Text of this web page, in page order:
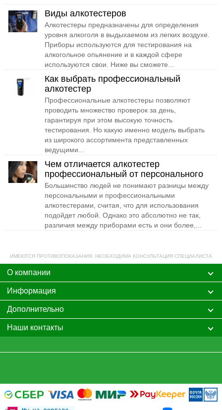
Виды алкотестеров
Алкотестеры предназначены для определения
уровня алкоголя в выдыхаемом из легких воздухе.
Приборы используются для тестирования на
алкогольное опьянение и в каждой сфере
используются свои. Ниже вы сможете...
Как выбрать профессиональный
алкотестер
Профессиональные алкотестеры позволяют
проводить множество проверок за день,
гарантируя при этом высокую точность
тестирования. Но какую именно модель выбрать
из широкого ассортимента представленных
ведущими...
Чем отличается алкотестер
профессиональный от персонального
Большинство людей не понимают разницы между
персональными и профессиональными
алкотестерами, считая, что для использования
подойдет любой. Однако это абсолютно не так,
различия между приборами есть и они более,...
ИМЕЮТСЯ ПРОТИВОПОКАЗАНИЯ. НЕОБХОДИМА КОНСУЛЬТАЦИЯ СПЕЦИАЛИСТА
О компании
Информация
Дополнительно
Наши контакты